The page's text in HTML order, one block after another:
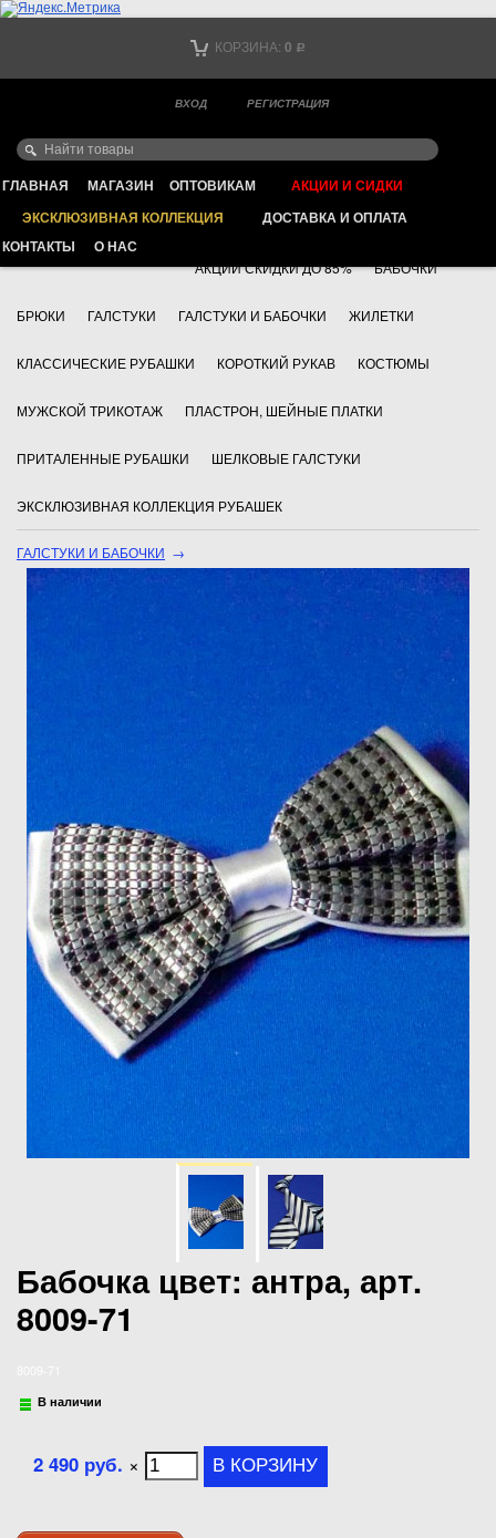
КОРЗИНА: 0 Р
ВХОД РЕГИСТРАЦИЯ
ГЛАВНАЯ МАГАЗИН ОПТОВИКАМ
АКЦИИ И СИДКИ
ЭКСКЛЮЗИВНАЯ КОЛЛЕКЦИЯ
ДОСТАВКА И ОПЛАТА
КОНТАКТЫ
О НАС
Ваш город -
ИНТЕРНЕТ МАГАЗИН КЛАССИЧЕСКОЙ МУЖСКОЙ ОДЕЖДЫ
+7 495 783 69 17 АКСЕССУАРЫ
АКЦИИ СКИДКИ ДО 85% БАБОЧКИ
БРЮКИ ГАЛСТУКИ ГАЛСТУКИ И БАБОЧКИ ЖИЛЕТКИ
КЛАССИЧЕСКИЕ РУБАШКИ КОРОТКИЙ РУКАВ КОСТЮМЫ
МУЖСКОЙ ТРИКОТАЖ ПЛАСТРОН, ШЕЙНЫЕ ПЛАТКИ
ПРИТАЛЕННЫЕ РУБАШКИ ШЕЛКОВЫЕ ГАЛСТУКИ
ЭКСКЛЮЗИВНАЯ КОЛЛЕКЦИЯ РУБАШЕК
ГАЛСТУКИ И БАБОЧКИ →
Бабочка цвет: антра, арт.
8009-71
В наличии
2 490 руб. ×